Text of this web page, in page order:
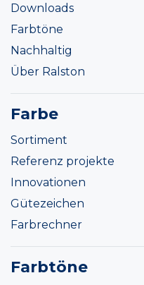
Downloads
Farbtöne
Nachhaltig
Über Ralston
Farbe
Sortiment
Referenz projekte
Innovationen
Gütezeichen
Farbrechner
Farbtöne